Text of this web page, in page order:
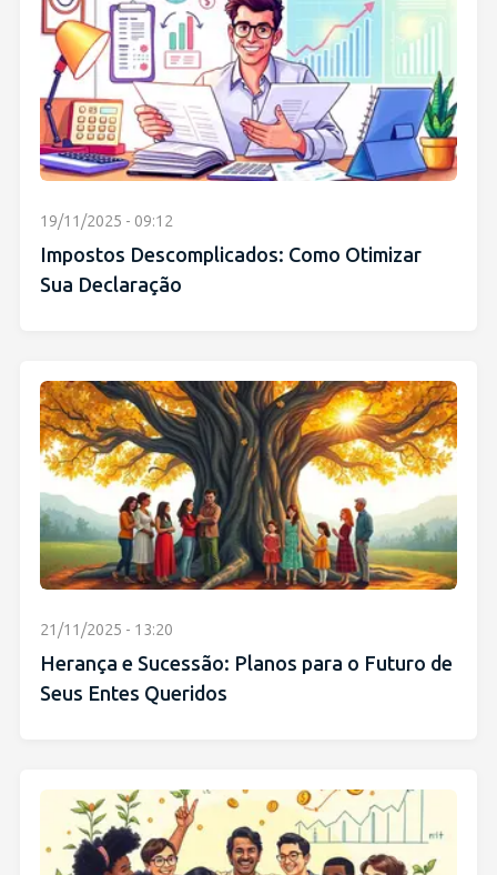
19/11/2025 - 09:12
Impostos Descomplicados: Como Otimizar
Sua Declaração
21/11/2025 - 13:20
Herança e Sucessão: Planos para o Futuro de
Seus Entes Queridos